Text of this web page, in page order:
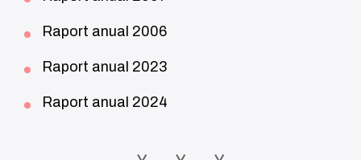
Raport anual 2006
Raport anual 2023
Raport anual 2024